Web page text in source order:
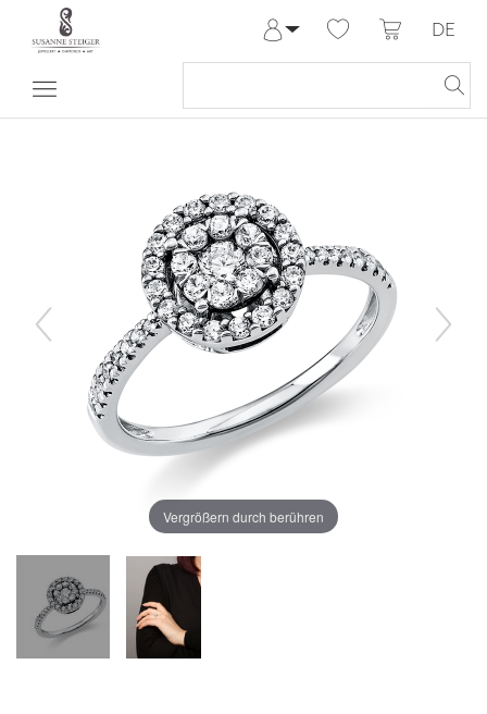
Anmelden
Meine Bestellungen
DE
Vergrößern durch berühren